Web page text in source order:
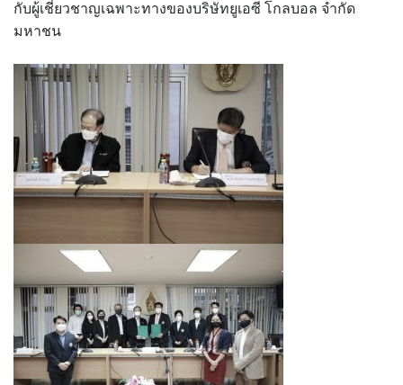
กับผู้เชี่ยวชาญเฉพาะทางของบริษัทยูเอซี โกลบอล จำกัด
มหาชน